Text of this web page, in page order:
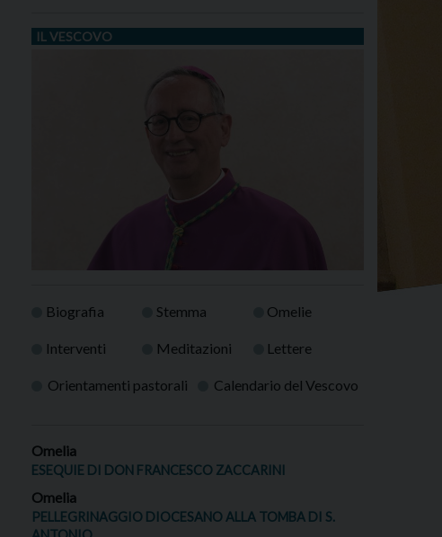
IL VESCOVO
Biografia Stemma Omelie
Interventi Meditazioni Lettere
Orientamenti pastorali Calendario del Vescovo
Omelia
ESEQUIE DI DON FRANCESCO ZACCARINI
Omelia
PELLEGRINAGGIO DIOCESANO ALLA TOMBA DI S.